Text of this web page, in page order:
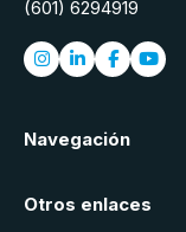
(601) 6294919
Navegación
Otros enlaces